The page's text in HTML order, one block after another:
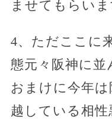
ませてもらいま
4、ただここに
態元々阪神に並
おまけに今年
越している相性